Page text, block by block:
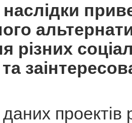
різних
проектів